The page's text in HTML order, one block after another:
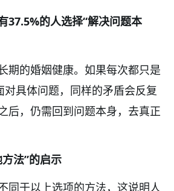
37.5%的人选择“解决问题本
期的婚姻健康。如果每次都只是
对具体问题，同样的矛盾会反复
后，仍需回到问题本身，去真正
法”的启示
同于以上选项的方法，这说明人